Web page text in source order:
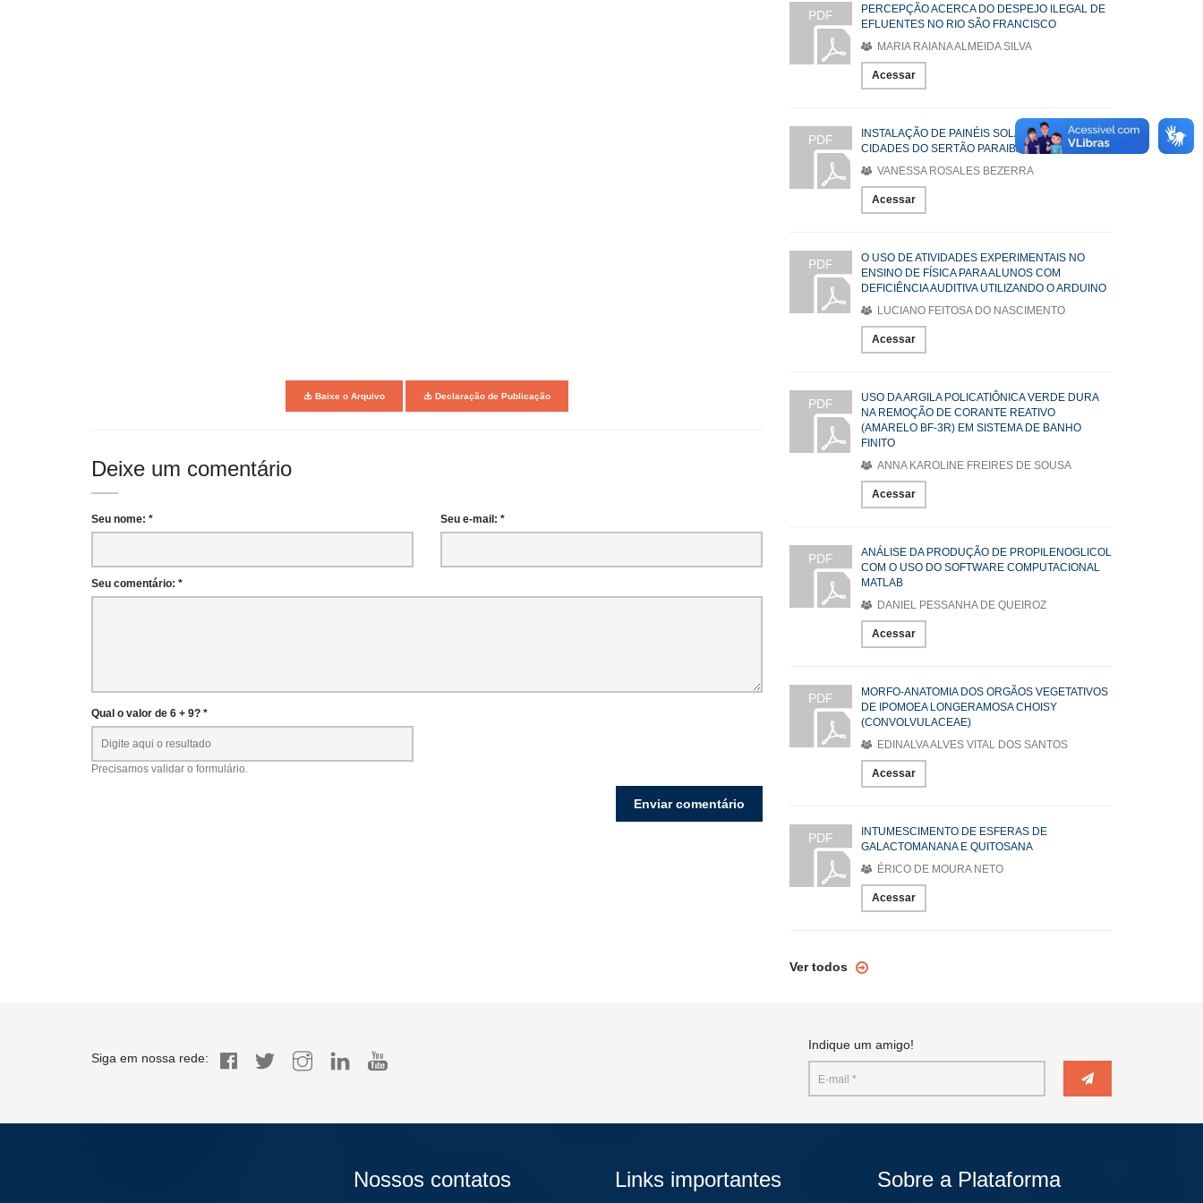
Baixe o Arquivo Declaração de Publicação
Deixe um comentário
Seu nome: * Seu e-mail: *
Seu comentário: *
Qual o valor de 6 + 9? *
Precisamos validar o formulário.
PDF
PERCEPÇÃO ACERCA DO DESPEJO ILEGAL DE
EFLUENTES NO RIO SÃO FRANCISCO
MARIA RAIANA ALMEIDA SILVA
Acessar
PDF
INSTALAÇÃO DE PAINÉIS SOLARES EM
CIDADES DO SERTÃO PARAIBANO
VANESSA ROSALES BEZERRA
Acessar
PDF
O USO DE ATIVIDADES EXPERIMENTAIS NO
ENSINO DE FÍSICA PARA ALUNOS COM
DEFICIÊNCIA AUDITIVA UTILIZANDO O ARDUINO
LUCIANO FEITOSA DO NASCIMENTO
Acessar
PDF
USO DA ARGILA POLICATIÔNICA VERDE DURA
NA REMOÇÃO DE CORANTE REATIVO
(AMARELO BF-3R) EM SISTEMA DE BANHO
FINITO
ANNA KAROLINE FREIRES DE SOUSA
Acessar
PDF
ANÁLISE DA PRODUÇÃO DE PROPILENOGLICOL
COM O USO DO SOFTWARE COMPUTACIONAL
MATLAB
DANIEL PESSANHA DE QUEIROZ
Acessar
PDF
MORFO-ANATOMIA DOS ORGÃOS VEGETATIVOS
DE IPOMOEA LONGERAMOSA CHOISY
(CONVOLVULACEAE)
EDINALVA ALVES VITAL DOS SANTOS
Acessar
PDF
INTUMESCIMENTO DE ESFERAS DE
GALACTOMANANA E QUITOSANA
ÉRICO DE MOURA NETO
Acessar
Ver todos
Siga em nossa rede:
Indique um amigo!
Nossos contatos Links importantes Sobre a Plataforma